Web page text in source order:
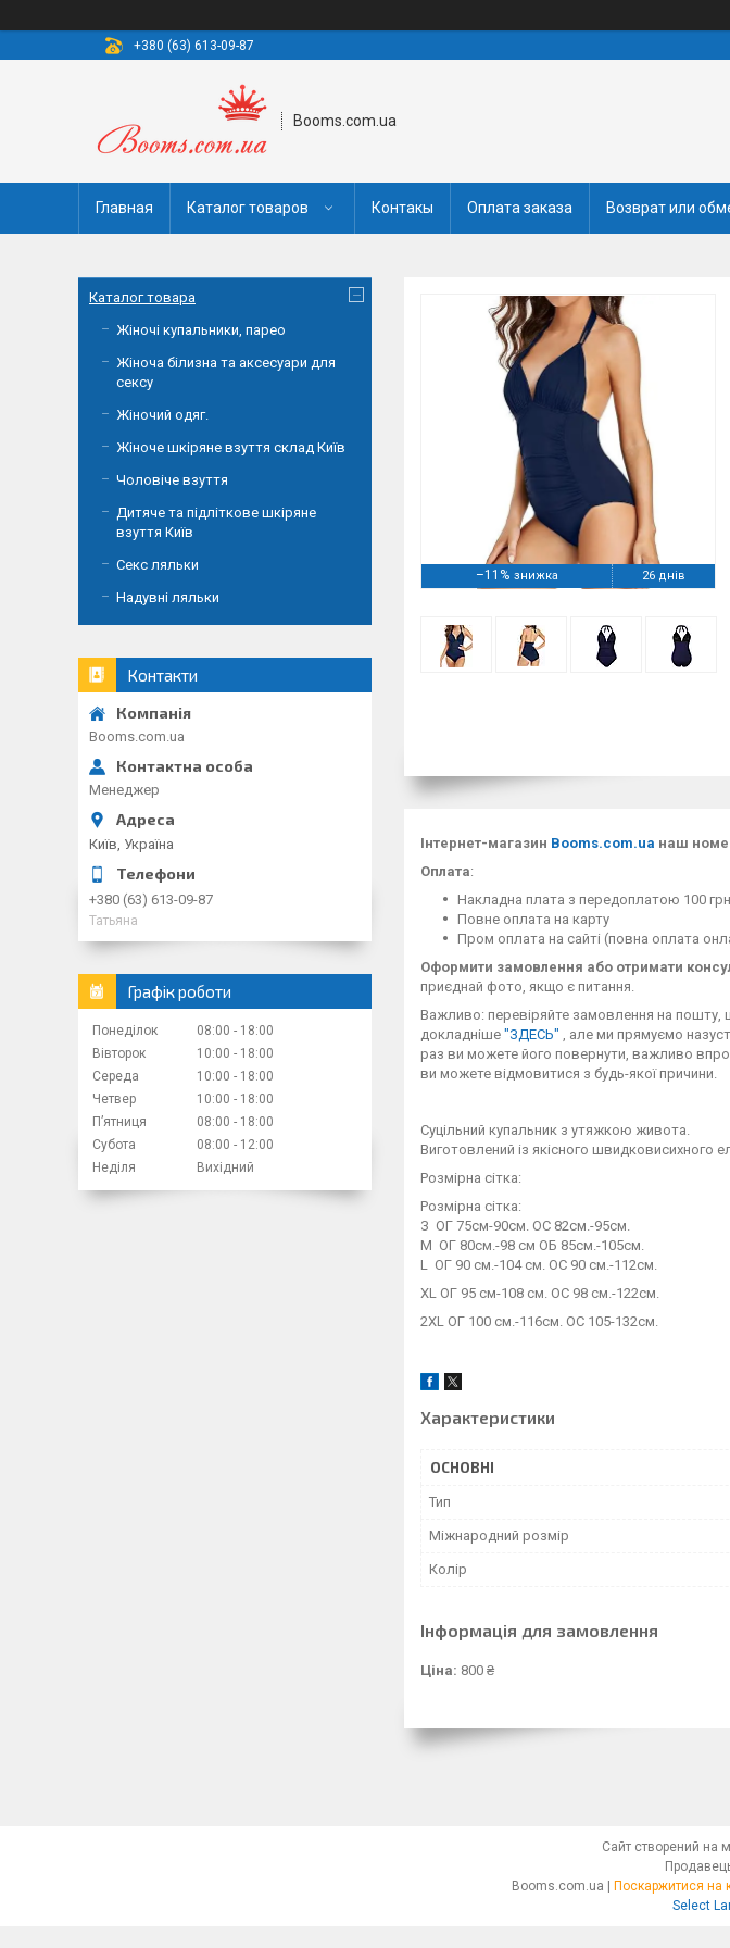
+380 (63) 613-09-87
Booms.com.ua
Главная Каталог товаров Контакы Оплата заказа Возврат или
–11% 26 днів
Інтернет-магазин Booms.com.ua наш
Оплата:
Накладна плата з передоплатою 100 грн
Повне оплата на карту
Пром оплата на сайті (повна оплата
Оформити замовлення або отримати
приєднай фото, якщо є питання.
Важливо: перевіряйте замовлення на пошту,
докладніше "ЗДЕСЬ" , але ми прямуємо
раз ви можете його повернути, важливо
ви можете відмовитися з будь-якої причини.
Суцільний купальник з утяжкою живота.
Виготовлений із якісного швидковисихного
Розмірна сітка:
Розмірна сітка:
З ОГ 75см-90см. ОС 82см.-95см.
М ОГ 80см.-98 см ОБ 85см.-105см.
L ОГ 90 см.-104 см. ОС 90 см.-112см.
XL ОГ 95 см-108 см. ОС 98 см.-122см.
2XL ОГ 100 см.-116см. ОС 105-132см.
Характеристики
ОСНОВНІ
Тип
Міжнародний розмір
Колір
Інформація для замовлення
Ціна: 800 ₴
Каталог товара
Жіночі купальники, парео
Жіноча білизна та аксесуари для
сексу
Жіночий одяг.
Жіноче шкіряне взуття склад Київ
Чоловіче взуття
Дитяче та підліткове шкіряне
взуття Київ
Секс ляльки
Надувні ляльки
Контакти
Booms.com.ua
Менеджер
Київ, Україна
+380 (63) 613-09-87
Татьяна
Графік роботи
Понеділок 08:00
18:00
Вівторок
10:00
18:00
Середа
10:00
18:00
Четвер
10:00
18:00
Пʼятниця
08:00
18:00
Субота
08:00
12:00
Неділя
Вихідний
Сайт створений на
Booms.com.ua | Поскаржитися на
Select